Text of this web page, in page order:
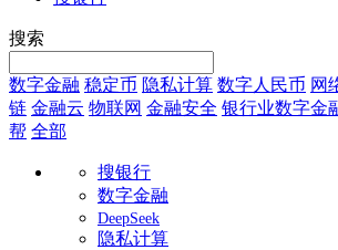
搜索
数字金融 稳定币 隐私计算 数字人民币 网
链 金融云 物联网 金融安全 银行业数字金
帮 全部
搜银行
数字金融
DeepSeek
隐私计算